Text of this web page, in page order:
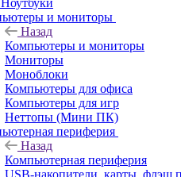
и мониторы
Назад
Компьютеры и мониторы
Мониторы
Моноблоки
Компьютеры для офиса
Компьютеры для игр
Неттопы (Мини ПК)
периферия
Назад
Компьютерная периферия
USB-накопители, карты, флэш